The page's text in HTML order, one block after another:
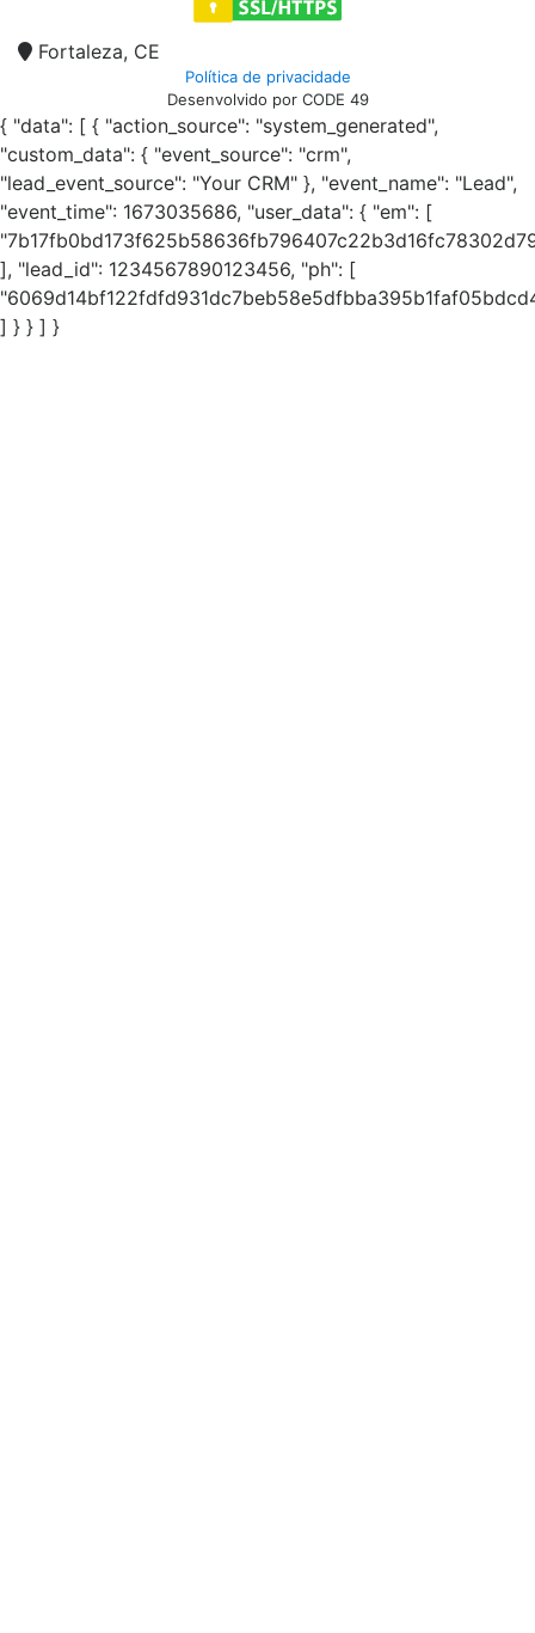
Fortaleza, CE
Política de privacidade
Desenvolvido por CODE 49
{ "data": [ { "action_source": "system_generated",
"custom_data": { "event_source": "crm",
"lead_event_source": "Your CRM" }, "event_name": "Lead",
"event_time": 1673035686, "user_data": { "em": [
], "lead_id": 1234567890123456, "ph": [
] } } ] }